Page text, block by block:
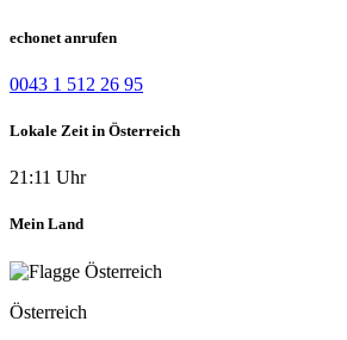
echonet anrufen
0043 1 512 26 95
Lokale Zeit in Österreich
21:11 Uhr
Mein Land
Österreich